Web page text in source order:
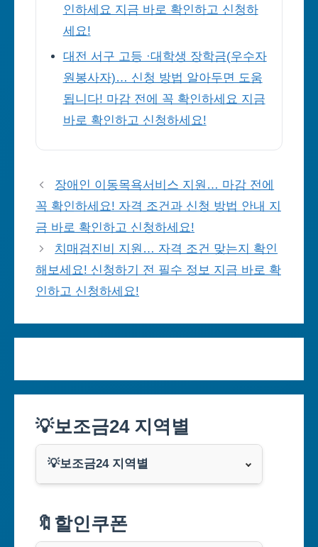
인하세요 지금 바로 확인하고 신청하
세요!
대전 서구 고등 ·대학생 장학금(우수자
원봉사자)… 신청 방법 알아두면 도움
됩니다! 마감 전에 꼭 확인하세요 지금
바로 확인하고 신청하세요!
장애인 이동목욕서비스 지원… 마감 전에
꼭 확인하세요! 자격 조건과 신청 방법 안내 지
금 바로 확인하고 신청하세요!
치매검진비 지원… 자격 조건 맞는지 확인
해보세요! 신청하기 전 필수 정보 지금 바로 확
인하고 신청하세요!
💡보조금24 지역별
💡보조금24 지역별
부산광역시
🔖할인쿠폰